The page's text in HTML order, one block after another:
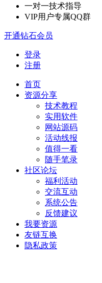
一对一技术指导
VIP用户专属QQ群
开通钻石会员
登录
注册
首页
资源分享
技术教程
实用软件
网站源码
活动线报
值得一看
随手笔录
社区论坛
福利活动
交流互动
系统公告
反馈建议
我要资源
友链互换
隐私政策